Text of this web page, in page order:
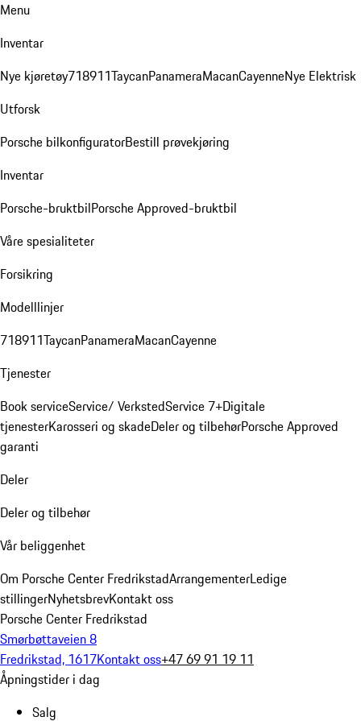
Menu
Inventar
Nye kjøretøy718911TaycanPanameraMacanCayenneNye Elektrisk
Utforsk
Porsche bilkonfiguratorBestill prøvekjøring
Inventar
Porsche-bruktbilPorsche Approved-bruktbil
Våre spesialiteter
Forsikring
Modelllinjer
718911TaycanPanameraMacanCayenne
Tjenester
Book serviceService/ VerkstedService 7+Digitale
tjenesterKarosseri og skadeDeler og tilbehørPorsche Approved
garanti
Deler
Deler og tilbehør
Vår beliggenhet
Om Porsche Center FredrikstadArrangementerLedige
stillingerNyhetsbrevKontakt oss
Porsche Center Fredrikstad
Smørbøttaveien 8
Fredrikstad, 1617Kontakt oss+47 69 91 19 11
Åpningstider i dag
Salg